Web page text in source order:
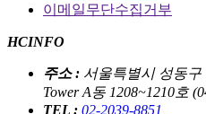
이메일무단수집거부
HCINFO
주소 : 서울특별시 성동구
Tower A동 1208~1210호
TEL : 02-2039-8851